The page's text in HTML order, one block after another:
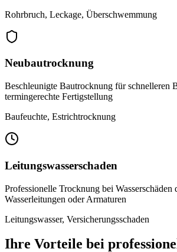
Rohrbruch, Leckage, Überschwemmung
Neubautrocknung
Beschleunigte Bautrocknung für schnelleren
termingerechte Fertigstellung
Baufeuchte, Estrichtrocknung
Leitungswasserschaden
Professionelle Trocknung bei Wasserschäden
Wasserleitungen oder Armaturen
Leitungswasser, Versicherungsschaden
Ihre Vorteile bei